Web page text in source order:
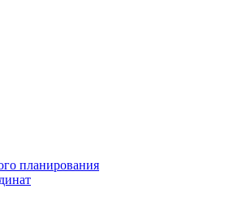
планирования